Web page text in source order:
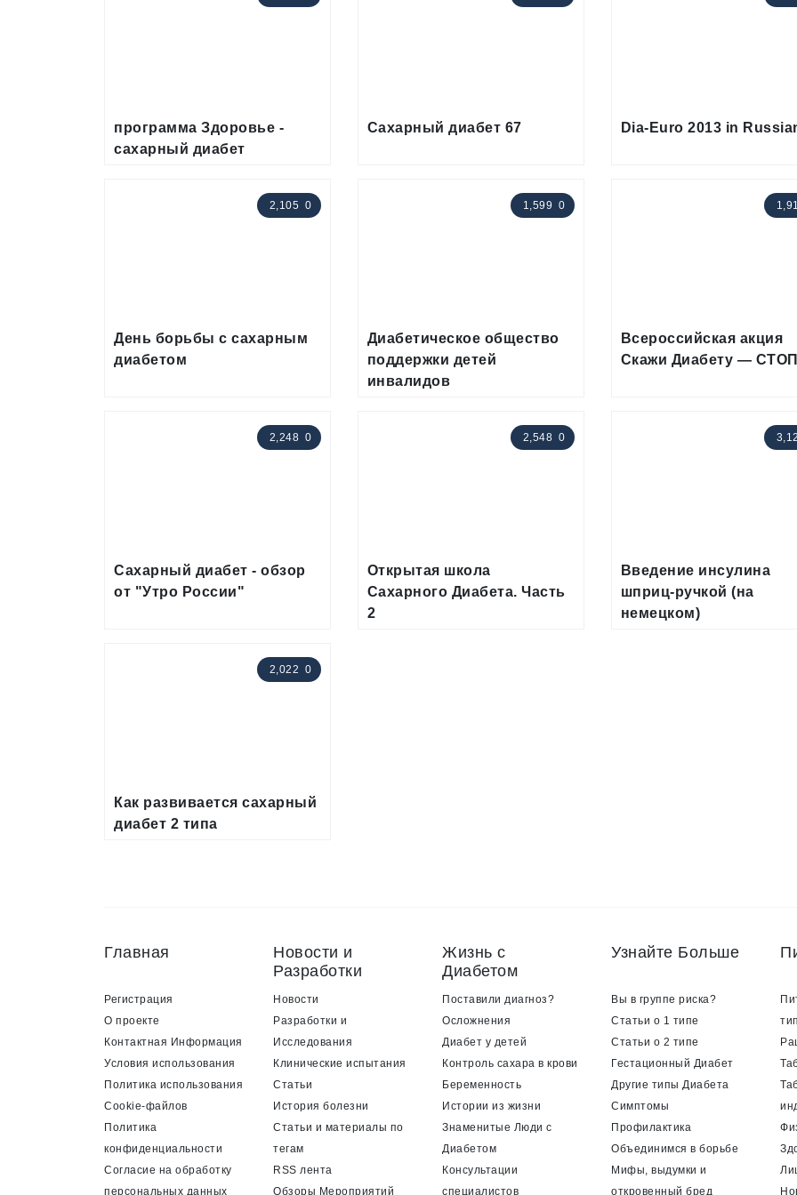
программа Здоровье -
сахарный диабет
Сахарный диабет 67 Dia-Euro 2013 in
2,105 0
День борьбы с сахарным
диабетом
1,599 0
Диабетическое общество
поддержки детей
инвалидов
Всероссийская акция
Скажи Диабету —
2,248 0
Сахарный диабет - обзор
от "Утро России"
2,548 0
Открытая школа
Сахарного Диабета. Часть
2
Введение инсулина
шприц-ручкой (на
немецком)
2,022 0
Как развивается сахарный
диабет 2 типа
Главная
Регистрация
О проекте
Контактная Информация
Условия использования
Политика использования
Cookie-файлов
Политика
конфиденциальности
Согласие на обработку
персональных данных
Новости и
Разработки
Новости
Разработки и
Исследования
Клинические испытания
Статьи
История болезни
Статьи и материалы по
тегам
RSS лента
Обзоры Мероприятий
Жизнь с
Диабетом
Поставили диагноз?
Осложнения
Диабет у детей
Контроль сахара в крови
Беременность
Истории из жизни
Знаменитые Люди с
Диабетом
Консультации
специалистов
Узнайте Больше
Вы в группе риска?
Статьи о 1 типе
Статьи о 2 типе
Гестационный Диабет
Другие типы Диабета
Симптомы
Профилактика
Объединимся в борьбе
Мифы, выдумки и
откровенный бред